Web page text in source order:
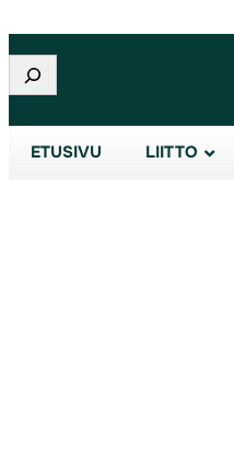
Etsi
ETUSIVU LIITTO